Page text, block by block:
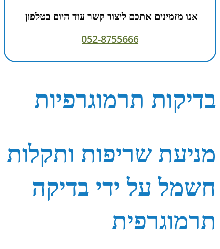
אנו מזמינים אתכם ליצור קשר עוד היום בטלפון
052-8755666
בדיקות תרמוגרפיות
מניעת שריפות ותקלות
חשמל על ידי בדיקה
תרמוגרפית